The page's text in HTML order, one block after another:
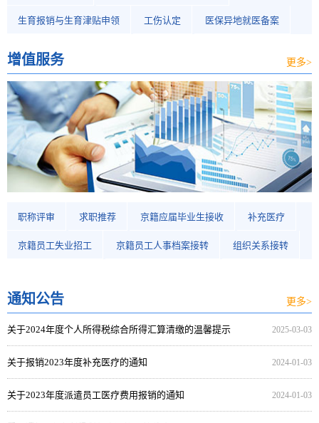
生育报销与生育津贴申领 工伤认定 医保异地就医备案
增值服务 更多>
职称评审 求职推荐 京籍应届毕业生接收 补充医疗
京籍员工失业招工 京籍员工人事档案接转 组织关系接转
通知公告 更多>
关于2024年度个人所得税综合所得汇算清缴的温馨提示 2025-03-03
关于报销2023年度补充医疗的通知 2024-01-03
关于2023年度派遣员工医疗费用报销的通知 2024-01-03